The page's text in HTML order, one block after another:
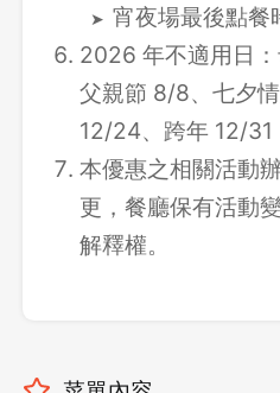
宵夜場最後點
2026 年不適用日
父親節 8/8、七夕
12/24、跨年 12/31
本優惠之相關活動
更，餐廳保有活動
解釋權。